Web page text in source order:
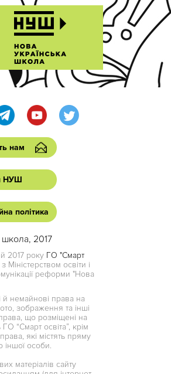
нам
НУШ
політика
2017
2017 року ГО "Смарт
Міністерством освіти і
реформи "Нова
й немайнові права на
зображення та інші
що розміщені на
“Смарт освіта”, крім
які містять пряму
іншої особи.
матеріалів сайту